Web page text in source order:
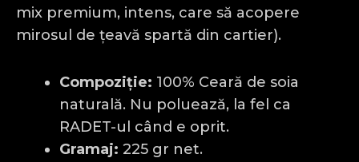
mix premium, intens, care să acopere
mirosul de țeavă spartă din cartier).
Compoziție: 100% Ceară de soia
naturală. Nu poluează, la fel ca
RADET-ul când e oprit.
Gramaj: 225 gr net.